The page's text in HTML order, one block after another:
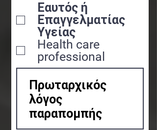
Εαυτός ή
Επαγγελματίας
Υγείας
Health care
professional